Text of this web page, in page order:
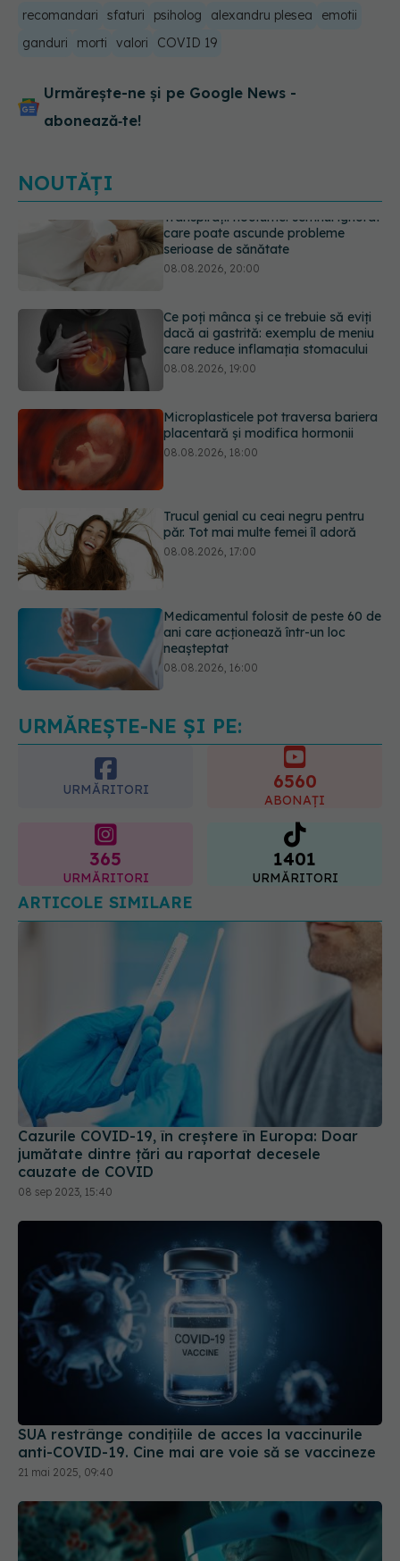
recomandari sfaturi psiholog alexandru plesea
emotii
ganduri
morti valori COVID 19
Urmărește-ne și pe Google News -
abonează‑te!
NOUTĂȚI
Ce poți mânca și ce trebuie să eviți
dacă ai gastrită: exemplu de meniu
care reduce inflamația stomacului
Microplasticele pot traversa bariera
placentară și modifica hormonii
Trucul genial cu ceai negru pentru
păr. Tot mai multe femei îl adoră
Medicamentul folosit de peste 60 de
ani care acționează într-un loc
Transpirații nocturne: semnul ignorat
care poate ascunde probleme
serioase de sănătate
URMĂREȘTE-NE ȘI PE:
URMĂRITORI 6560
ABONAȚI
365
URMĂRITORI
1401
URMĂRITORI
ARTICOLE SIMILARE
Cazurile COVID-19, în creștere în Europa: Doar
jumătate dintre țări au raportat decesele
cauzate de COVID
08 sep 2023, 15:40
SUA restrânge condiţiile de acces la vaccinurile
anti-COVID-19. Cine mai are voie să se vaccineze
21 mai 2025, 09:40